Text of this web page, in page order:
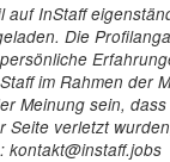
auf InStaff
Die
im Rahmen der
Meinung sein,
Seite verletzt
kontakt@instaff.jobs